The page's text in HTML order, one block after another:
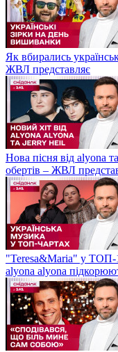
Як вбирались
ЖВЛ представляє
Нова пісня від alyona
обертів – ЖВЛ
"Teresa&Maria" у ТОП-
alyona alyona